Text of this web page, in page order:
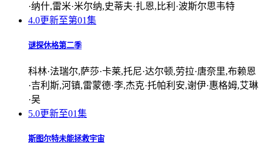
·纳什,雷米·米尔纳,史蒂夫·扎恩,比利·波斯尔思韦特
4.0更新至第01集
谜探休格第二季
科林·法瑞尔,萨莎·卡莱,托尼·达尔顿,劳拉·唐奈里,布赖恩
·吉利斯,河镇,雷蒙德·李,杰克·托帕利安,谢伊·惠格姆,艾琳
·吴
5.0更新至01集
斯图尔特未能拯救宇宙